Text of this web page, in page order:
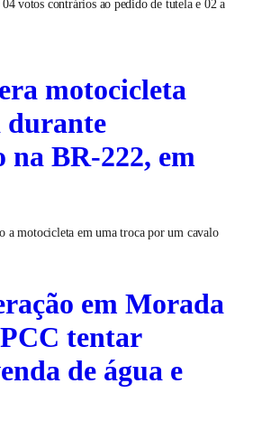
votos contrários ao pedido de tutela e 02 a
motocicleta
durante
na BR-222, em
a motocicleta em uma troca por um cavalo
em Morada
tentar
de água e